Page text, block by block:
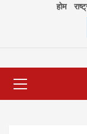
होम
Menu